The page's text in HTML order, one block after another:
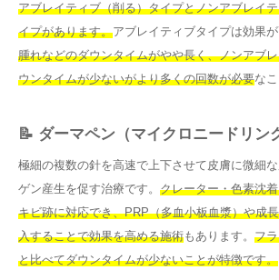
アブレイティブ（削る）タイプとノンアブレイ
イプがあります。アブレイティブタイプは効果が
腫れなどのダウンタイムがやや長く、ノンアブ
ウンタイムが少ないがより多くの回数が必要な
📝 ダーマペン（マイクロニードリン
極細の複数の針を高速で上下させて皮膚に微細
ゲン産生を促す治療です。 クレーター・色素沈
キビ跡に対応でき、PRP（多血小板血漿）や成
入することで効果を高める施術もあります。 フ
と比べてダウンタイムが少ないことが特徴です。